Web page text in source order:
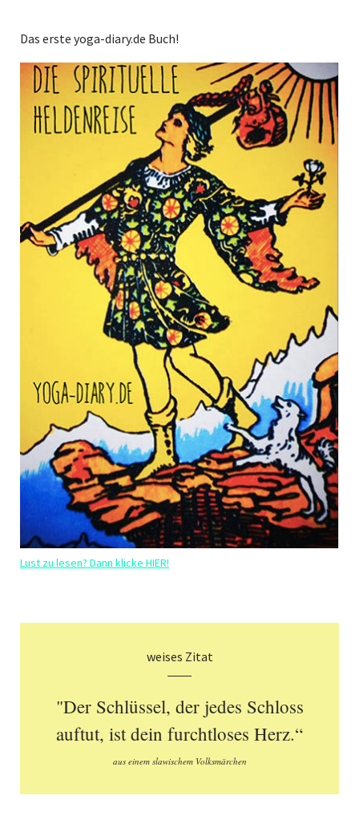
Das erste yoga-diary.de Buch!
Lust zu lesen? Dann klicke HIER!
weises Zitat
"Der Schlüssel, der jedes Schloss
auftut, ist dein furchtloses Herz.“
aus einem slawischem Volksmärchen